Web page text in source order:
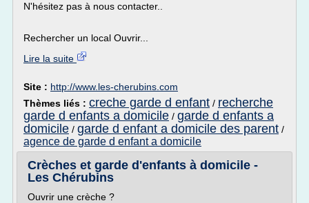
N'hésitez pas à nous contacter..
Rechercher un local Ouvrir...
Lire la suite
Site : http://www.les-cherubins.com
Thèmes liés : creche garde d enfant / recherche
garde d enfants a domicile / garde d enfants a
domicile / garde d enfant a domicile des parent /
agence de garde d enfant a domicile
Crèches et garde d'enfants à domicile -
Les Chérubins
Ouvrir une crèche ?